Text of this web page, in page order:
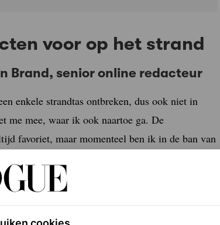
voor op het strand
Brand, senior online redacteur
enkele strandtas ontbreken, dus ook niet in
me mee, waar ik ook naartoe ga. De
favoriet, maar momenteel ben ik in de ban van
formule, geen witte waas, een fijne geur én
maar echt, wat wil je nog meer?